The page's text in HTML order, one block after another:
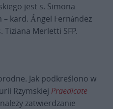
jest s. Simona
kard. Ángel Fernández
Tiziana Merletti SFP.
Jak podkreślono w
Rzymskiej Praedicate
zatwierdzanie